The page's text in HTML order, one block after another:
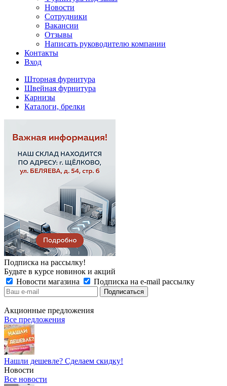
Новости
Сотрудники
Вакансии
Отзывы
Написать руководителю компании
Контакты
Вход
Шторная фурнитура
Швейная фурнитура
Карнизы
Каталоги, брелки
Подписка на рассылку!
Будьте в курсе новинок и акций
Новости магазина
Подписка на e-mail рассылку
Акционные предложения
Все предложения
Нашли дешевле? Сделаем скидку!
Новости
Все новости